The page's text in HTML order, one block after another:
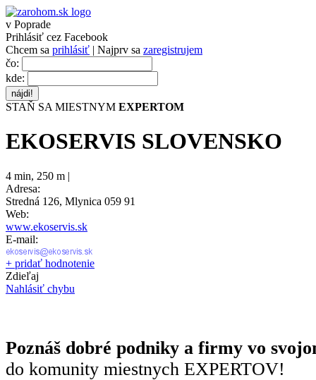
v Poprade
Prihlásiť cez Facebook
Chcem sa prihlásiť | Najprv sa zaregistrujem
čo:
kde:
STAŇ SA MIESTNYM EXPERTOM
EKOSERVIS SLOVENSKO
4 min, 250 m |
Adresa:
Stredná 126, Mlynica 059 91
Web:
www.ekoservis.sk
E-mail:
+ pridať hodnotenie
Zdieľaj
Nahlásiť chybu
Poznáš dobré podniky a firmy vo
do komunity miestnych EXPERTOV!